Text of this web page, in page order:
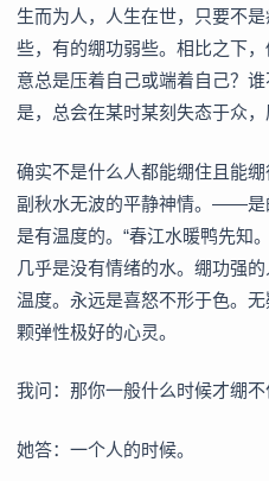
生而为人，人生在世，只要不
些，有的绷功弱些。相比之下
意总是压着自己或端着自己？
是，总会在某时某刻失态于众，
确实不是什么人都能绷住且能
副秋水无波的平静神情。——是
是有温度的。“春江水暖鸭先知
几乎是没有情绪的水。绷功强
温度。永远是喜怒不形于色。
颗弹性极好的心灵。
我问：那你一般什么时候才绷不
她答：一个人的时候。